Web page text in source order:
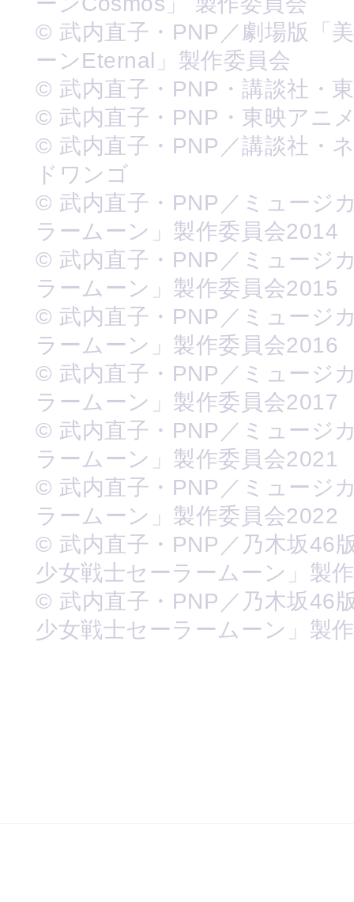
© 武内直子・PNP／劇場版「
ーンEternal」製作委員会
© 武内直子・PNP・講談社・
© 武内直子・PNP・東映アニ
© 武内直子・PNP／講談社・
ドワンゴ
© 武内直子・PNP／ミュージ
ラームーン」製作委員会2014
© 武内直子・PNP／ミュージ
ラームーン」製作委員会2015
© 武内直子・PNP／ミュージ
ラームーン」製作委員会2016
© 武内直子・PNP／ミュージ
ラームーン」製作委員会2017
© 武内直子・PNP／ミュージ
ラームーン」製作委員会2021
© 武内直子・PNP／ミュージ
ラームーン」製作委員会2022
© 武内直子・PNP／乃木坂46
少女戦士セーラームーン」製
© 武内直子・PNP／乃木坂46
少女戦士セーラームーン」製